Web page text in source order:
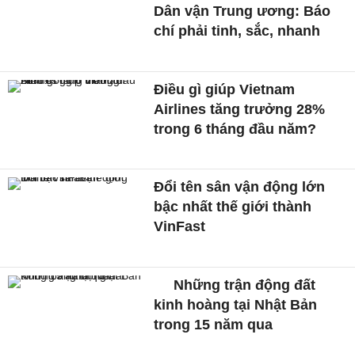
Dân vận Trung ương: Báo
chí phải tinh, sắc, nhanh
Điều gì giúp Vietnam
Airlines tăng trưởng 28%
trong 6 tháng đầu năm?
Đổi tên sân vận động lớn
bậc nhất thế giới thành
VinFast
Những trận động đất
kinh hoàng tại Nhật Bản
trong 15 năm qua